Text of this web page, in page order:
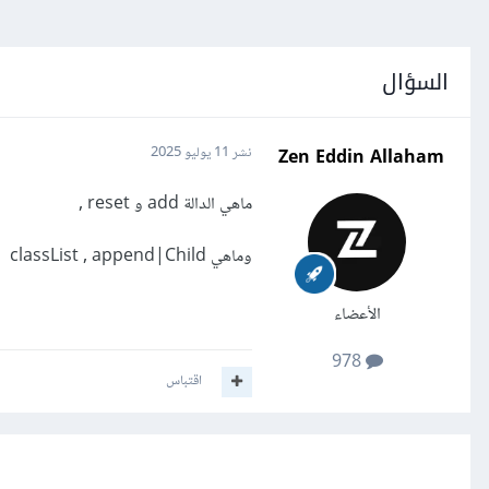
السؤال
Zen Eddin Allaham
الأعضاء
978
نشر 11 يوليو 2025
ماهي الدالة add و reset ,
وماهي classList , append|Child
اقتباس